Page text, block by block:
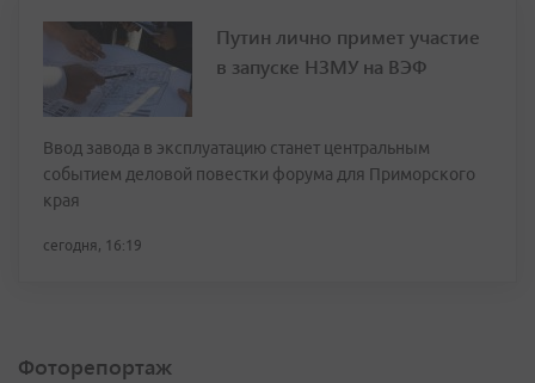
Путин лично примет участие
в запуске НЗМУ на ВЭФ
Ввод завода в эксплуатацию станет центральным
событием деловой повестки форума для Приморского
края
сегодня, 16:19
Фоторепортаж